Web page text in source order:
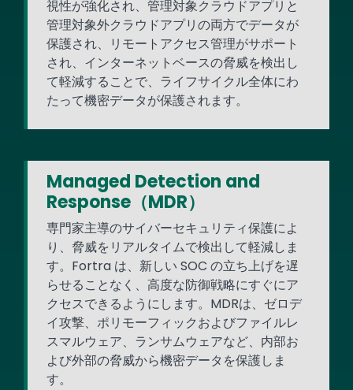
視性が強化され、管理対象クラウドアプリと
管理対象外クラウドアプリの両方でデータが
保護され、リモートアクセス管理がサポート
され、インターネットベースの脅威を検出し
て軽減することで、ライフサイクル全体にわ
たって機密データが保護されます。
Managed Detection and
Response（MDR）
専門家主導のサイバーセキュリティ保護によ
り、脅威をリアルタイムで検出して軽減しま
す。Fortra は、新しい SOC の立ち上げを遅
らせることなく、高度な防御戦略にすぐにア
クセスできるようにします。MDRは、ゼロデ
イ攻撃、ポリモーフィックおよびファイルレ
スマルウェア、ランサムウェアなど、内部お
よび外部の脅威から機密データを保護しま
す。